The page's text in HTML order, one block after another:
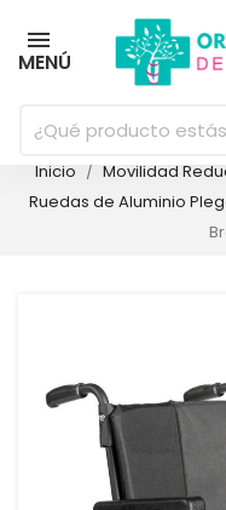
MENÚ
Inicio Movilidad
Ruedas de Aluminio